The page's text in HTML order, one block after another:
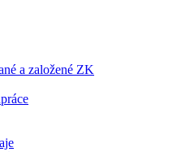
a založené ZK